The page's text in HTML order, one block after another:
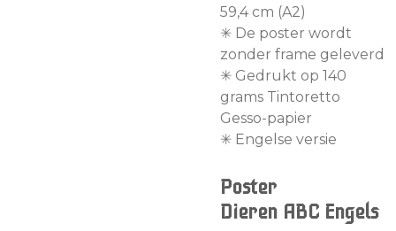
59,4 cm (A2)
✳︎ De poster wordt
zonder frame geleverd
✳︎ Gedrukt op 140
grams Tintoretto
Gesso-papier
✳︎ Engelse versie
Poster
Dieren ABC Engels